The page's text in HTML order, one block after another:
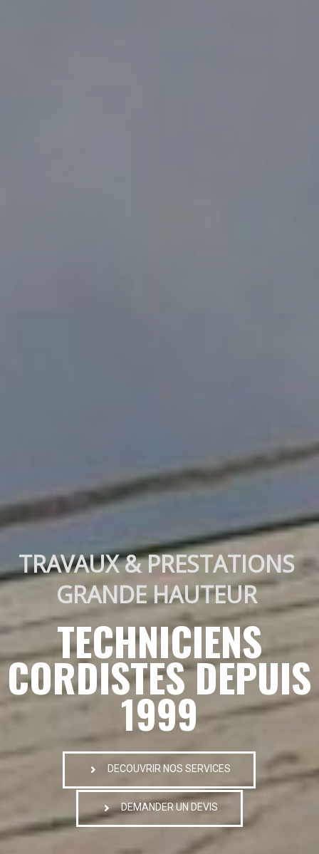
TRAVAUX & PRESTATIONS
GRANDE HAUTEUR
TECHNICIENS
CORDISTES DEPUIS
1999
DECOUVRIR NOS SERVICES
DEMANDER UN DEVIS